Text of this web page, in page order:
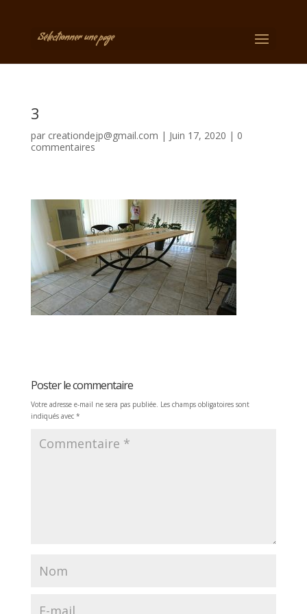
Sélectionner une page
3
par creationdejp@gmail.com | Juin 17, 2020 | 0
commentaires
Poster le commentaire
Votre adresse e-mail ne sera pas publiée. Les champs obligatoires sont
indiqués avec *